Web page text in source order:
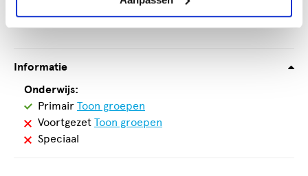
Informatie
Onderwijs:
Geschikt
voor
Primair Toon groepen
Niet
geschikt
Voortgezet Toon groepen
Niet
Speciaal